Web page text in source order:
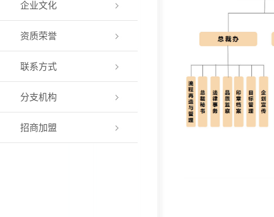
企业文化
资质荣誉
联系方式
分支机构
招商加盟